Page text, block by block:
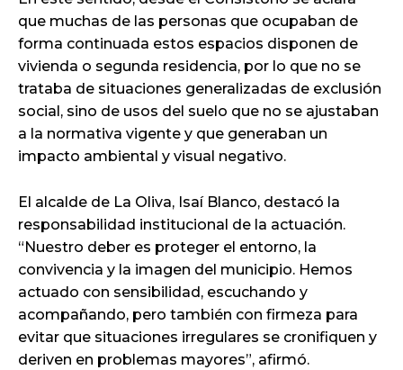
que muchas de las personas que ocupaban de
forma continuada estos espacios disponen de
vivienda o segunda residencia, por lo que no se
trataba de situaciones generalizadas de exclusión
social, sino de usos del suelo que no se ajustaban
a la normativa vigente y que generaban un
impacto ambiental y visual negativo.
El alcalde de La Oliva, Isaí Blanco, destacó la
responsabilidad institucional de la actuación.
“Nuestro deber es proteger el entorno, la
convivencia y la imagen del municipio. Hemos
actuado con sensibilidad, escuchando y
acompañando, pero también con firmeza para
evitar que situaciones irregulares se cronifiquen y
deriven en problemas mayores”, afirmó.